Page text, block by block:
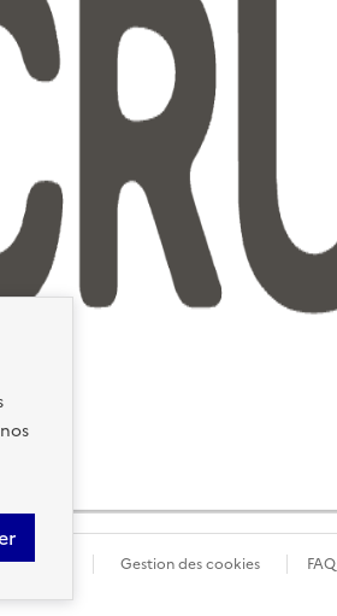
Gestion des cookies FAQ